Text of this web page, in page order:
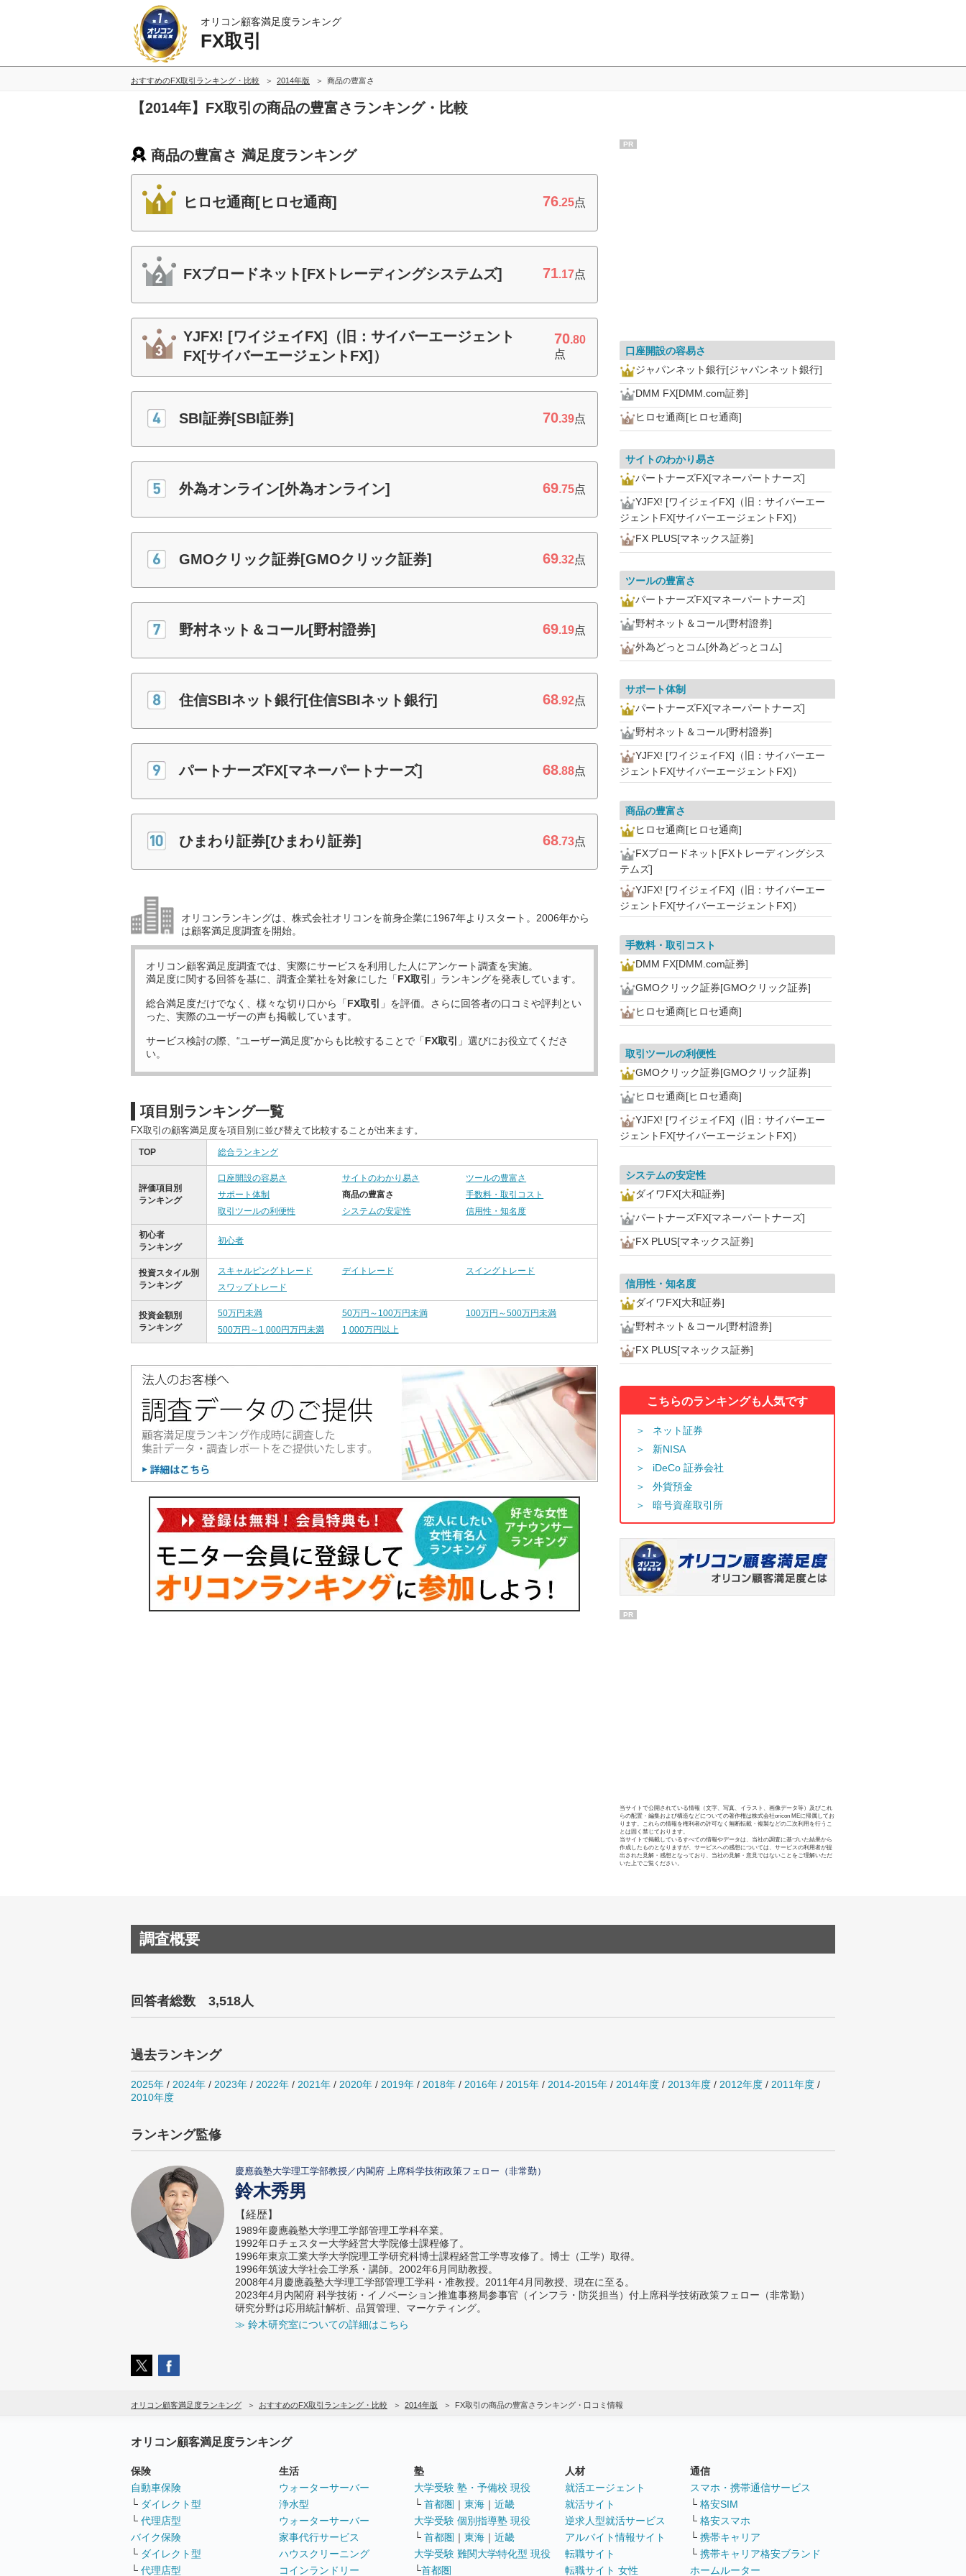
オリコン顧客満足度ランキング
FX取引
おすすめのFX取引ランキング・比較 2014年版 商品の豊富さ
【2014年】FX取引の商品の豊富さランキング・比較
商品の豊富さ 満足度ランキング
ヒロセ通商[ヒロセ通商] 76.25点
FXブロードネット[FXトレーディングシステムズ] 71.17点
YJFX! [ワイジェイFX]（旧：サイバーエージェント
FX[サイバーエージェントFX]）
70.80
点
SBI証券[SBI証券] 70.39点
外為オンライン[外為オンライン] 69.75点
GMOクリック証券[GMOクリック証券] 69.32点
野村ネット＆コール[野村證券] 69.19点
住信SBIネット銀行[住信SBIネット銀行] 68.92点
パートナーズFX[マネーパートナーズ] 68.88点
ひまわり証券[ひまわり証券] 68.73点
オリコンランキングは、株式会社オリコンを前身企業に1967年よりスタート。2006年から
は顧客満足度調査を開始。
オリコン顧客満足度調査では、実際にサービスを利用した 人にアンケート調査を実施。
満足度に関する回答を基に、調査企業社を対象にした「FX取引 」ランキングを発表しています。
総合満足度だけでなく、様々な切り口から「FX取引
」を評価。さらに回答者の口コミや評判とい
った、実際のユーザーの声も掲載しています。
サービス検討の際、“ユーザー満足度”からも比較することで「FX取引
」選びにお役立てくださ
い。
項目別ランキング一覧
FX取引の顧客満足度を項目別に並び替えて比較することが出来ます。
TOP 総合ランキング
評価項目別
ランキング
口座開設の容易さ サイトのわかり易さ
ツールの豊富さ
サポート体制
商品の豊富さ
手数料・取引コスト
取引ツールの利便性
システムの安定性 信用性・知名度
初心者
ランキング
初心者
投資スタイル別
ランキング
スキャルピングトレード デイトレード
スイングトレード
スワップトレード
投資金額別
ランキング
50万円未満 50万円～100万円未満
100万円～500万円未満
500万円～1,000円万円未満
1,000万円以上
PR
口座開設の容易さ
ジャパンネット銀行[ジャパンネット銀行]
DMM FX[DMM.com証券]
ヒロセ通商[ヒロセ通商]
サイトのわかり易さ
パートナーズFX[マネーパートナーズ]
YJFX! [ワイジェイFX]（旧：サイバーエー
ジェントFX[サイバーエージェントFX]）
FX PLUS[マネックス証券]
ツールの豊富さ
パートナーズFX[マネーパートナーズ]
野村ネット＆コール[野村證券]
外為どっとコム[外為どっとコム]
サポート体制
パートナーズFX[マネーパートナーズ]
野村ネット＆コール[野村證券]
YJFX! [ワイジェイFX]（旧：サイバーエー
ジェントFX[サイバーエージェントFX]）
商品の豊富さ
ヒロセ通商[ヒロセ通商]
FXブロードネット[FXトレーディングシス
テムズ]
YJFX! [ワイジェイFX]（旧：サイバーエー
ジェントFX[サイバーエージェントFX]）
手数料・取引コスト
DMM FX[DMM.com証券]
GMOクリック証券[GMOクリック証券]
ヒロセ通商[ヒロセ通商]
取引ツールの利便性
GMOクリック証券[GMOクリック証券]
ヒロセ通商[ヒロセ通商]
YJFX! [ワイジェイFX]（旧：サイバーエー
ジェントFX[サイバーエージェントFX]）
システムの安定性
ダイワFX[大和証券]
パートナーズFX[マネーパートナーズ]
FX PLUS[マネックス証券]
信用性・知名度
ダイワFX[大和証券]
野村ネット＆コール[野村證券]
FX PLUS[マネックス証券]
こちらのランキングも人気です
ネット証券
新NISA
iDeCo 証券会社
外貨預金
暗号資産取引所
PR
当サイトで公開されている情報（文字、写真、イラスト、画像データ等）及びこれ
らの配置・編集および構造などについての著作権は株式会社oricon MEに帰属してお
ります。これらの情報を権利者の許可なく無断転載・複製などの二次利用を行うこ
とは固く禁じております。
当サイトで掲載しているすべての情報やデータは、当社の調査に基づいた結果から
作成したものとなりますが、サービスへの感想については、サービスの利用者が提
出された見解・感想となっており、当社の見解・意見ではないことをご理解いただ
いた上でご覧ください。
調査概要
回答者総数 3,518人
過去ランキング
2025年 / 2024年 / 2023年 / 2022年 / 2021年 / 2020年 / 2019年 / 2018年 / 2016年 / 2015年 / 2014-2015年 / 2014年度 / 2013年度 / 2012年度 / 2011年度 /
2010年度
ランキング監修
慶應義塾大学理工学部教授／内閣府 上席科学技術政策フェロー（非常勤）
鈴木秀男
【経歴】
1989年慶應義塾大学理工学部管理工学科卒業。
1992年ロチェスター大学経営大学院修士課程修了。
1996年東京工業大学大学院理工学研究科博士課程経営工学専攻修了。博士（工学）取得。
1996年筑波大学社会工学系・講師。2002年6月同助教授。
2008年4月慶應義塾大学理工学部管理工学科・准教授。2011年4月同教授、現在に至る。
2023年4月内閣府 科学技術・イノベーション推進事務局参事官（インフラ・防災担当）付上席科学技術政策フェロー（非常勤）
研究分野は応用統計解析、品質管理、マーケティング。
≫ 鈴木研究室についての詳細はこちら
オリコン顧客満足度ランキング おすすめのFX取引ランキング・比較 2014年版 FX取引の商品の豊富さランキング・口コミ情報
オリコン顧客満足度ランキング
保険
自動車保険
└ ダイレクト型
└ 代理店型
バイク保険
└ ダイレクト型
└ 代理店型
生活
ウォーターサーバー
浄水型
ウォーターサーバー
家事代行サービス
ハウスクリーニング
コインランドリー
塾
大学受験 塾・予備校 現役
└ 首都圏 ｜ 東海 ｜ 近畿
大学受験 個別指導塾 現役
└ 首都圏 ｜ 東海 ｜ 近畿
大学受験 難関大学特化型 現役
└首都圏
人材
就活エージェント
就活サイト
逆求人型就活サービス
アルバイト情報サイト
転職サイト
転職サイト 女性
通信
スマホ・携帯通信サービス
└ 格安SIM
└ 格安スマホ
└ 携帯キャリア
└ 携帯キャリア格安ブランド
ホームルーター